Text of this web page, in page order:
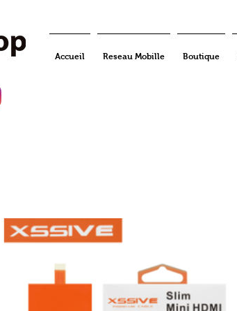
Accueil Reseau Mobille Boutique